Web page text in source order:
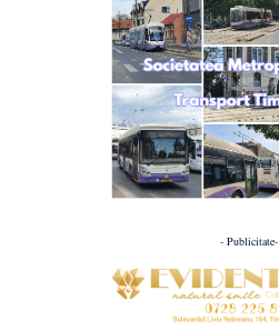
- Publicitate-